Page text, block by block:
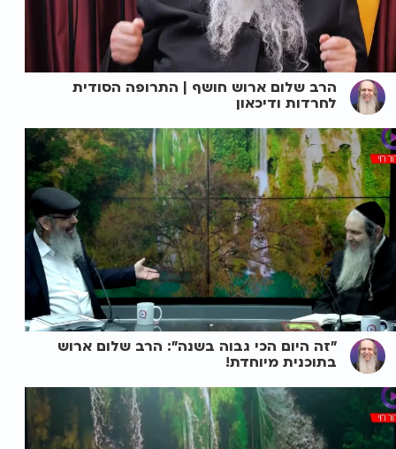
הרב שלום ארוש חושף | התרופה הסודית
לחרדות ודיכאון
"זה היום הכי גבוה בשנה": הרב שלום ארוש
בתוכנית מיוחדת!